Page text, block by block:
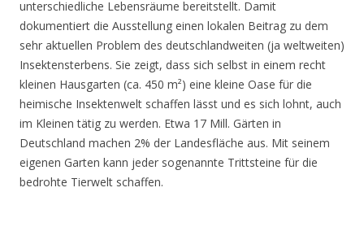
unterschiedliche Lebensräume bereitstellt. Damit
dokumentiert die Ausstellung einen lokalen Beitrag zu dem
sehr aktuellen Problem des deutschlandweiten (ja weltweiten)
Insektensterbens. Sie zeigt, dass sich selbst in einem recht
kleinen Hausgarten (ca. 450 m²) eine kleine Oase für die
heimische Insektenwelt schaffen lässt und es sich lohnt, auch
im Kleinen tätig zu werden. Etwa 17 Mill. Gärten in
Deutschland machen 2% der Landesfläche aus. Mit seinem
eigenen Garten kann jeder sogenannte Trittsteine für die
bedrohte Tierwelt schaffen.